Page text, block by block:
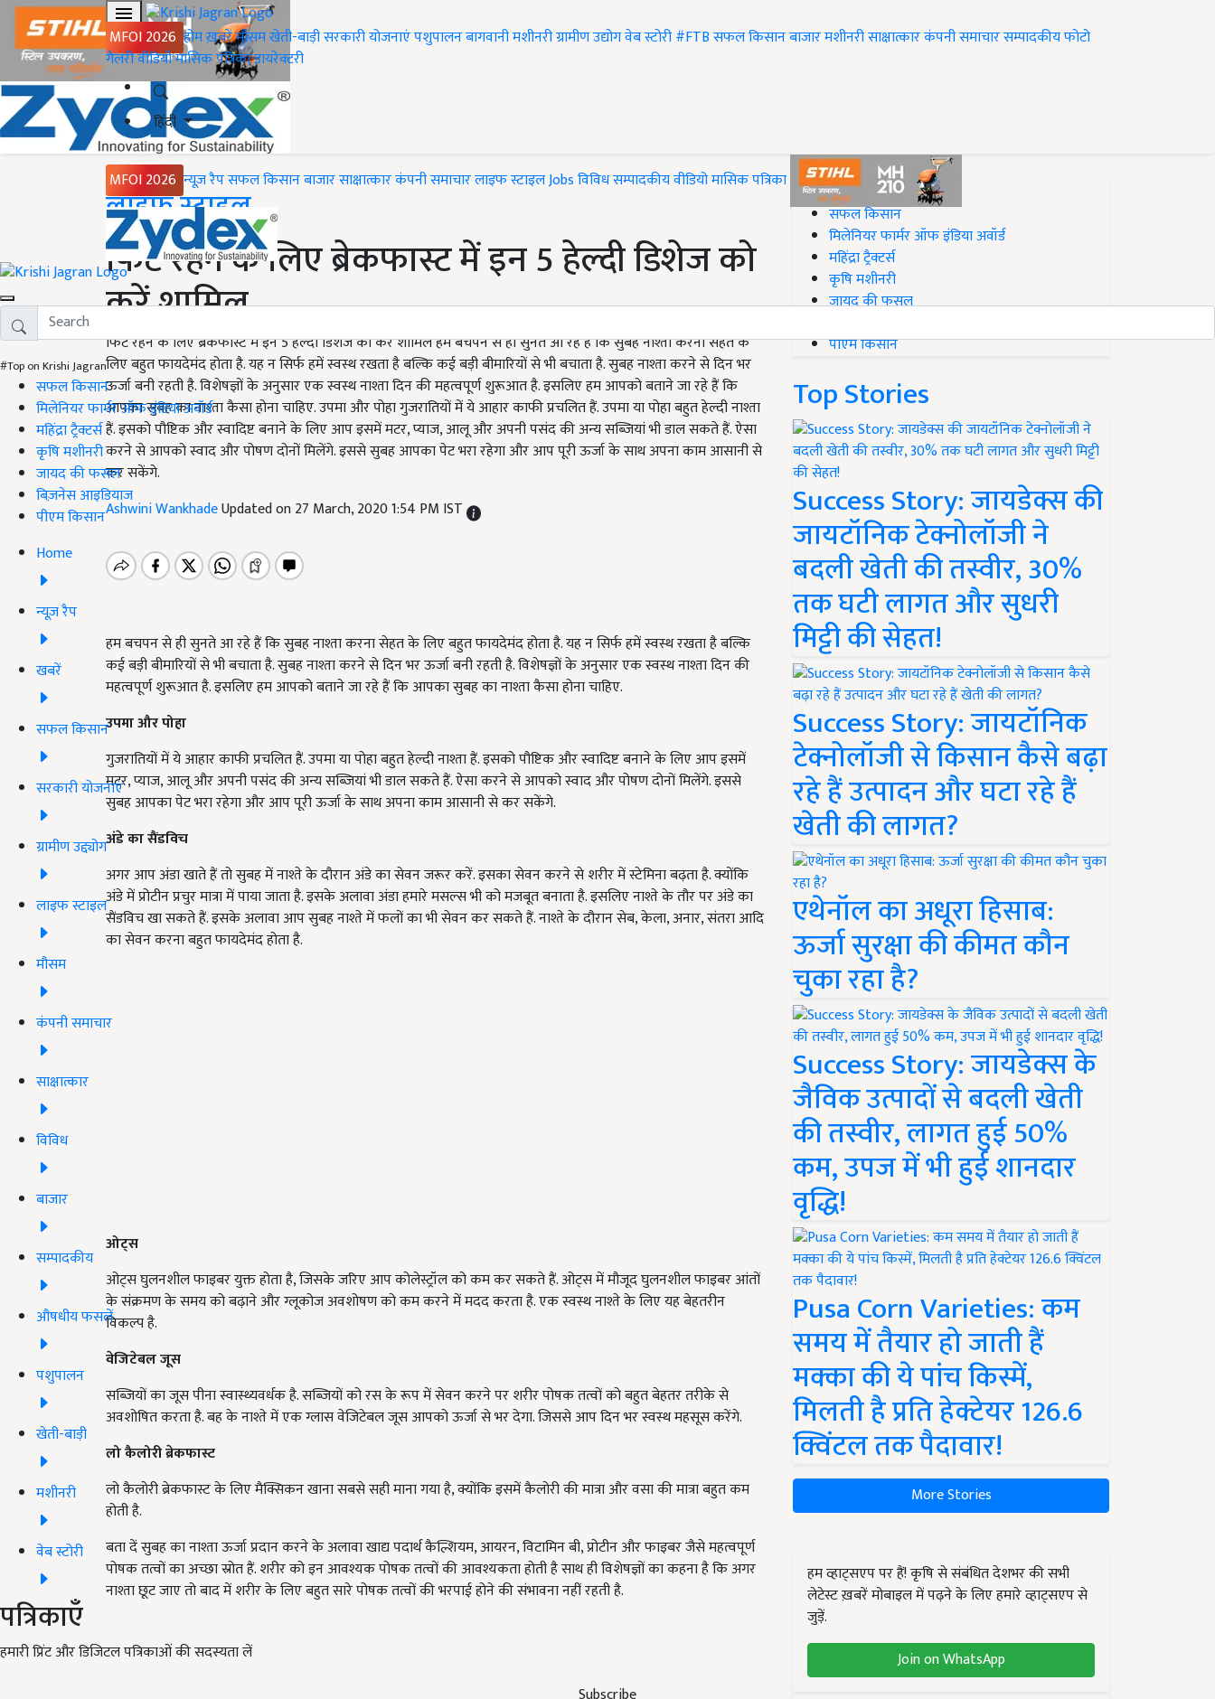
MFOI 2026 होमख़बरेंमौसमखेती-बाड़ीसरकारी योजनाएंपशुपालनबागवानीमशीनरीग्रामीण उद्योगवेब स्टोरी#FTBसफल किसानबाजारमशीनरीसाक्षात्कारकंपनी समाचारसम्पादकीयफोटो
गैलरीवीडियोमासिक पत्रिकाडायरेक्टरी
हिंदी
MFOI 2026 न्यूज़ रैपसफल किसानबाजारसाक्षात्कारकंपनी समाचारलाइफ स्टाइलJobsविविधसम्पादकीयवीडियोमासिक पत्रिका
#Top on Krishi Jagran
सफल किसान
मिलेनियर फार्मर ऑफ इंडिया अवॉर्ड
महिंद्रा ट्रैक्टर्स
कृषि मशीनरी
जायद की फसल
बिज़नेस आइडियाज
पीएम किसान
Home
न्यूज़ रैप
खबरें
सफल किसान
सरकारी योजनाएं
ग्रामीण उद्द्योग
लाइफ स्टाइल
मौसम
कंपनी समाचार
साक्षात्कार
विविध
बाजार
सम्पादकीय
औषधीय फसलें
पशुपालन
खेती-बाड़ी
मशीनरी
वेब स्टोरी
पत्रिकाएँ
हमारी प्रिंट और डिजिटल पत्रिकाओं की सदस्यता लें
Home
लाइफ स्टाइल
फिट रहने के लिए ब्रेकफास्ट में इन 5 हेल्दी डिशेज को
करें शामिल
फिट रहने के लिए ब्रेकफास्ट में इन 5 हेल्दी डिशेज को करें शामिल हम बचपन से ही सुनते आ रहे हैं कि सुबह नाश्ता करना सेहत के
लिए बहुत फायदेमंद होता है. यह न सिर्फ हमें स्वस्थ रखता है बल्कि कई बड़ी बीमारियों से भी बचाता है. सुबह नाश्ता करने से दिन भर
ऊर्जा बनी रहती है. विशेषज्ञों के अनुसार एक स्वस्थ नाश्ता दिन की महत्वपूर्ण शुरूआत है. इसलिए हम आपको बताने जा रहे हैं कि
आपका सुबह का नाश्ता कैसा होना चाहिए. उपमा और पोहा गुजरातियों में ये आहार काफी प्रचलित हैं. उपमा या पोहा बहुत हेल्दी नाश्ता
हैं. इसको पौष्टिक और स्वादिष्ट बनाने के लिए आप इसमें मटर, प्याज, आलू और अपनी पसंद की अन्य सब्जियां भी डाल सकते हैं. ऐसा
करने से आपको स्वाद और पोषण दोनों मिलेंगे. इससे सुबह आपका पेट भरा रहेगा और आप पूरी ऊर्जा के साथ अपना काम आसानी से
कर सकेंगे.
Ashwini WankhadeUpdated on 27 March, 2020 1:54 PM IST
हम बचपन से ही सुनते आ रहे हैं कि सुबह नाश्ता करना सेहत के लिए बहुत फायदेमंद होता है. यह न सिर्फ हमें स्वस्थ रखता है बल्कि
कई बड़ी बीमारियों से भी बचाता है. सुबह नाश्ता करने से दिन भर ऊर्जा बनी रहती है. विशेषज्ञों के अनुसार एक स्वस्थ नाश्ता दिन की
महत्वपूर्ण शुरूआत है. इसलिए हम आपको बताने जा रहे हैं कि आपका सुबह का नाश्ता कैसा होना चाहिए.
उपमा और पोहा
गुजरातियों में ये आहार काफी प्रचलित हैं. उपमा या पोहा बहुत हेल्दी नाश्ता हैं. इसको पौष्टिक और स्वादिष्ट बनाने के लिए आप इसमें
मटर, प्याज, आलू और अपनी पसंद की अन्य सब्जियां भी डाल सकते हैं. ऐसा करने से आपको स्वाद और पोषण दोनों मिलेंगे. इससे
सुबह आपका पेट भरा रहेगा और आप पूरी ऊर्जा के साथ अपना काम आसानी से कर सकेंगे.
अंडे का सैंडविच
अगर आप अंडा खाते हैं तो सुबह में नाश्ते के दौरान अंडे का सेवन जरूर करें. इसका सेवन करने से शरीर में स्टेमिना बढ़ता है. क्योंकि
अंडे में प्रोटीन प्रचुर मात्रा में पाया जाता है. इसके अलावा अंडा हमारे मसल्स भी को मजबूत बनाता है. इसलिए नाश्ते के तौर पर अंडे का
सैंडविच खा सकते हैं. इसके अलावा आप सुबह नाश्ते में फलों का भी सेवन कर सकते हैं. नाश्ते के दौरान सेब, केला, अनार, संतरा आदि
का सेवन करना बहुत फायदेमंद होता है.
ओट्स
ओट्स घुलनशील फाइबर युक्त होता है, जिसके जरिए आप कोलेस्ट्रॉल को कम कर सकते हैं. ओट्स में मौजूद घुलनशील फाइबर आंतों
के संक्रमण के समय को बढ़ाने और ग्लूकोज अवशोषण को कम करने में मदद करता है. एक स्वस्थ नाश्ते के लिए यह बेहतरीन
विकल्प है.
वेजिटेबल जूस
सब्जियों का जूस पीना स्वास्थ्यवर्धक है. सब्जियों को रस के रूप में सेवन करने पर शरीर पोषक तत्वों को बहुत बेहतर तरीके से
अवशोषित करता है. बह के नाश्ते में एक ग्लास वेजिटेबल जूस आपको ऊर्जा से भर देगा. जिससे आप दिन भर स्वस्थ महसूस करेंगे.
लो कैलोरी ब्रेकफास्ट
लो कैलोरी ब्रेकफास्ट के लिए मैक्सिकन खाना सबसे सही माना गया है, क्योंकि इसमें कैलोरी की मात्रा और वसा की मात्रा बहुत कम
होती है.
बता दें सुबह का नाश्ता ऊर्जा प्रदान करने के अलावा खाद्य पदार्थ कैल्शियम, आयरन, विटामिन बी, प्रोटीन और फाइबर जैसे महत्वपूर्ण
पोषक तत्वों का अच्छा स्रोत हैं. शरीर को इन आवश्यक पोषक तत्वों की आवश्यकता होती है साथ ही विशेषज्ञों का कहना है कि अगर
नाश्ता छूट जाए तो बाद में शरीर के लिए बहुत सारे पोषक तत्वों की भरपाई होने की संभावना नहीं रहती है.
#Top on Krishi Jagran
सफल किसान
मिलेनियर फार्मर ऑफ इंडिया अवॉर्ड
महिंद्रा ट्रैक्टर्स
कृषि मशीनरी
जायद की फसल
पीएम किसान
Top Stories
Success Story: जायडेक्स की
जायटॉनिक टेक्नोलॉजी ने
बदली खेती की तस्वीर, 30%
तक घटी लागत और सुधरी
मिट्टी की सेहत!
Success Story: जायटॉनिक
टेक्नोलॉजी से किसान कैसे बढ़ा
रहे हैं उत्पादन और घटा रहे हैं
खेती की लागत?
एथेनॉल का अधूरा हिसाब:
ऊर्जा सुरक्षा की कीमत कौन
चुका रहा है?
Success Story: जायडेक्स के
जैविक उत्पादों से बदली खेती
की तस्वीर, लागत हुई 50%
कम, उपज में भी हुई शानदार
वृद्धि!
Pusa Corn Varieties: कम
समय में तैयार हो जाती हैं
मक्का की ये पांच किस्में,
मिलती है प्रति हेक्टेयर 126.6
क्विंटल तक पैदावार!
More Stories
हम व्हाट्सएप पर हैं! कृषि से संबंधित देशभर की सभी
लेटेस्ट ख़बरें मोबाइल में पढ़ने के लिए हमारे व्हाट्सएप से
जुड़ें.
Join on WhatsApp